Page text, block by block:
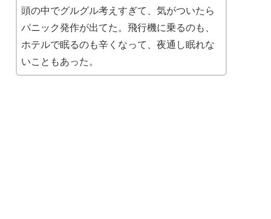
頭の中でグルグル考えすぎて、気がついたら
パニック発作が出てた。飛行機に乗るのも、
ホテルで眠るのも辛くなって、夜通し眠れな
いこともあった。